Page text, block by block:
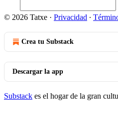
© 2026 Tatxe · Privacidad ∙
Crea tu Substack
Descargar la app
Substack es el hogar de la gran